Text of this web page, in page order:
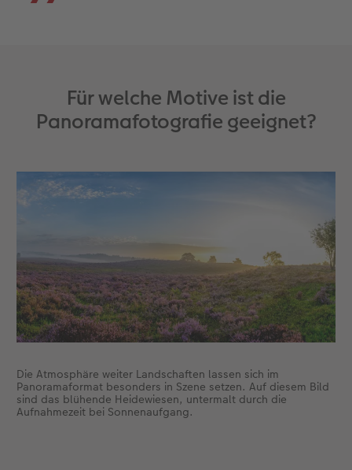
Für welche Motive ist die
Panoramafotografie geeignet?
Die Atmosphäre weiter Landschaften lassen sich im
Panoramaformat besonders in Szene setzen. Auf diesem Bild
sind das blühende Heidewiesen, untermalt durch die
Aufnahmezeit bei Sonnenaufgang.